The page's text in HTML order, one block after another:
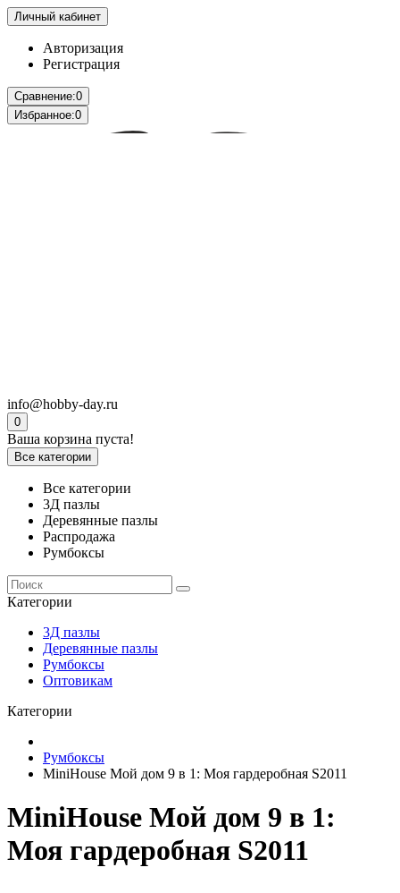
Личный кабинет
Авторизация
Регистрация
Сравнение:0
Избранное:0
info@hobby-day.ru
0
Ваша корзина пуста!
Все категории
Все категории
3Д пазлы
Деревянные пазлы
Распродажа
Румбоксы
Категории
3Д пазлы
Деревянные пазлы
Румбоксы
Оптовикам
Категории
Румбоксы
MiniHouse Мой дом 9 в 1: Моя гардеробная S2011
MiniHouse Мой дом 9 в 1:
Моя гардеробная S2011